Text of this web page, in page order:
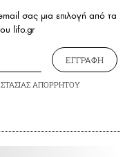
σας μια επιλογή από τα
lifo.gr
ΕΓΓΡΑΦΗ
ΑΠΟΡΡΗΤΟΥ